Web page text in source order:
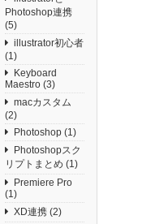
Photoshop連携
(5)
illustrator初心者
(1)
Keyboard
Maestro (3)
macカスタム
(2)
Photoshop (1)
Photoshopスク
リプトまとめ (1)
Premiere Pro
(1)
XD連携 (2)